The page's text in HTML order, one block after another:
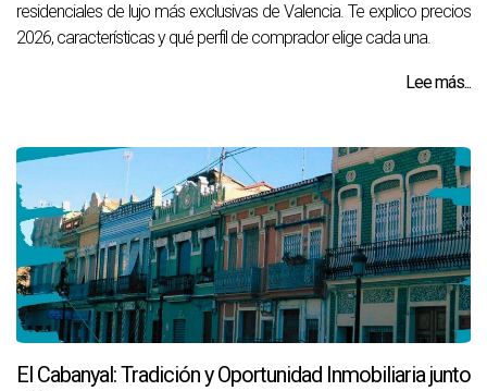
residenciales de lujo más exclusivas de Valencia. Te explico precios
2026, características y qué perfil de comprador elige cada una.
Lee más...
El Cabanyal: Tradición y Oportunidad Inmobiliaria junto